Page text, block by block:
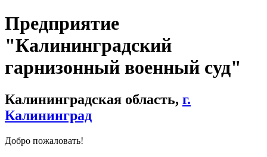
Предприятие
"Калининградский
гарнизонный военный суд"
Калининградская область, г.
Калининград
Добро пожаловать!